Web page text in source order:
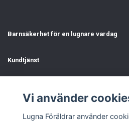
Barnsäkerhet för en lugnare vardag
Kundtjänst
Sociala medier
Vi använder
Lugna Föräldrar använder